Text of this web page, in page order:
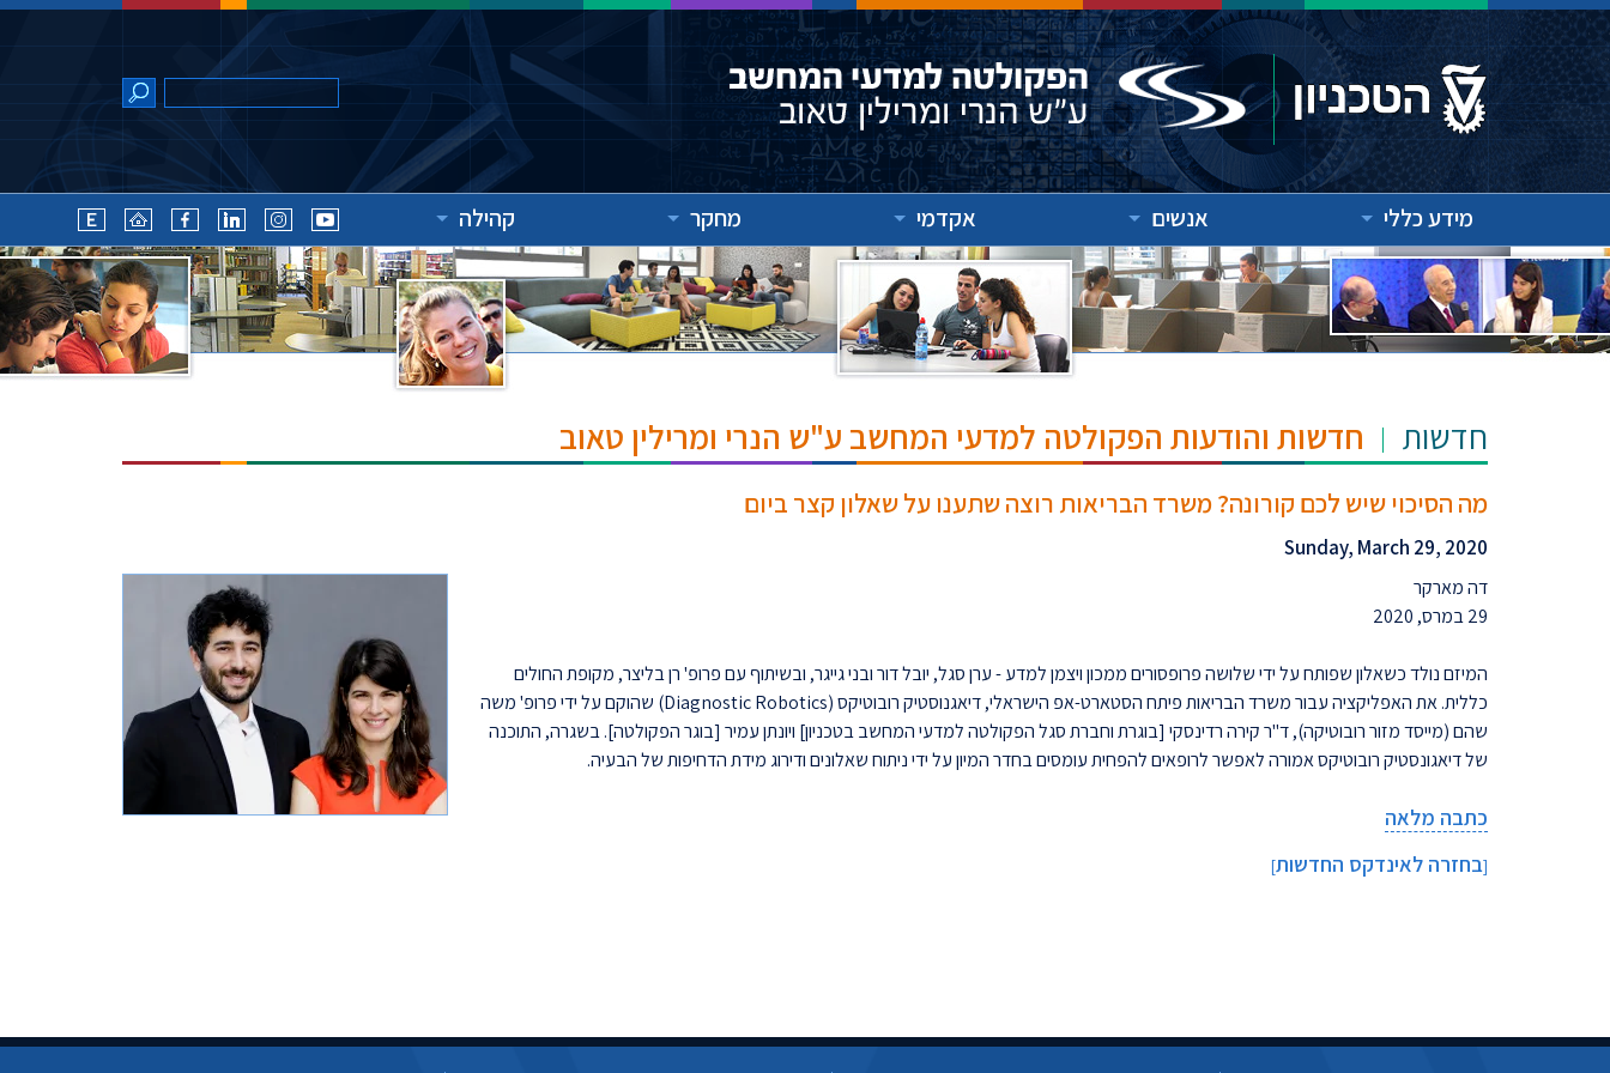
מידע כללי אנשים אקדמי מחקר קהילה
חדשות חדשות והודעות הפקולטה למדעי המחשב ע"ש הנרי ומרילין טאוב
מה הסיכוי שיש לכם קורונה? משרד הבריאות רוצה שתענו על שאלון קצר ביום
Sunday, March 29, 2020
דה מארקר
29 במרס, 2020
המיזם נולד כשאלון שפותח על ידי שלושה פרופסורים ממכון ויצמן למדע - ערן סגל, יובל דור ובני גייגר, ובשיתוף עם פרופ' רן בליצר, מקופת החולים
כללית. את האפליקציה עבור משרד הבריאות פיתח הסטארט-אפ הישראלי, דיאגנוסטיק רובוטיקס (Diagnostic Robotics) שהוקם על ידי פרופ' משה
שהם (מייסד מזור רובוטיקה), ד"ר קירה רדינסקי [בוגרת וחברת סגל הפקולטה למדעי המחשב בטכניון] ויונתן עמיר [בוגר הפקולטה]. בשגרה, התוכנה
של דיאגונסטיק רובוטיקס אמורה לאפשר לרופאים להפחית עומסים בחדר המיון על ידי ניתוח שאלונים ודירוג מידת הדחיפות של הבעיה.
כתבה מלאה
[בחזרה לאינדקס החדשות]